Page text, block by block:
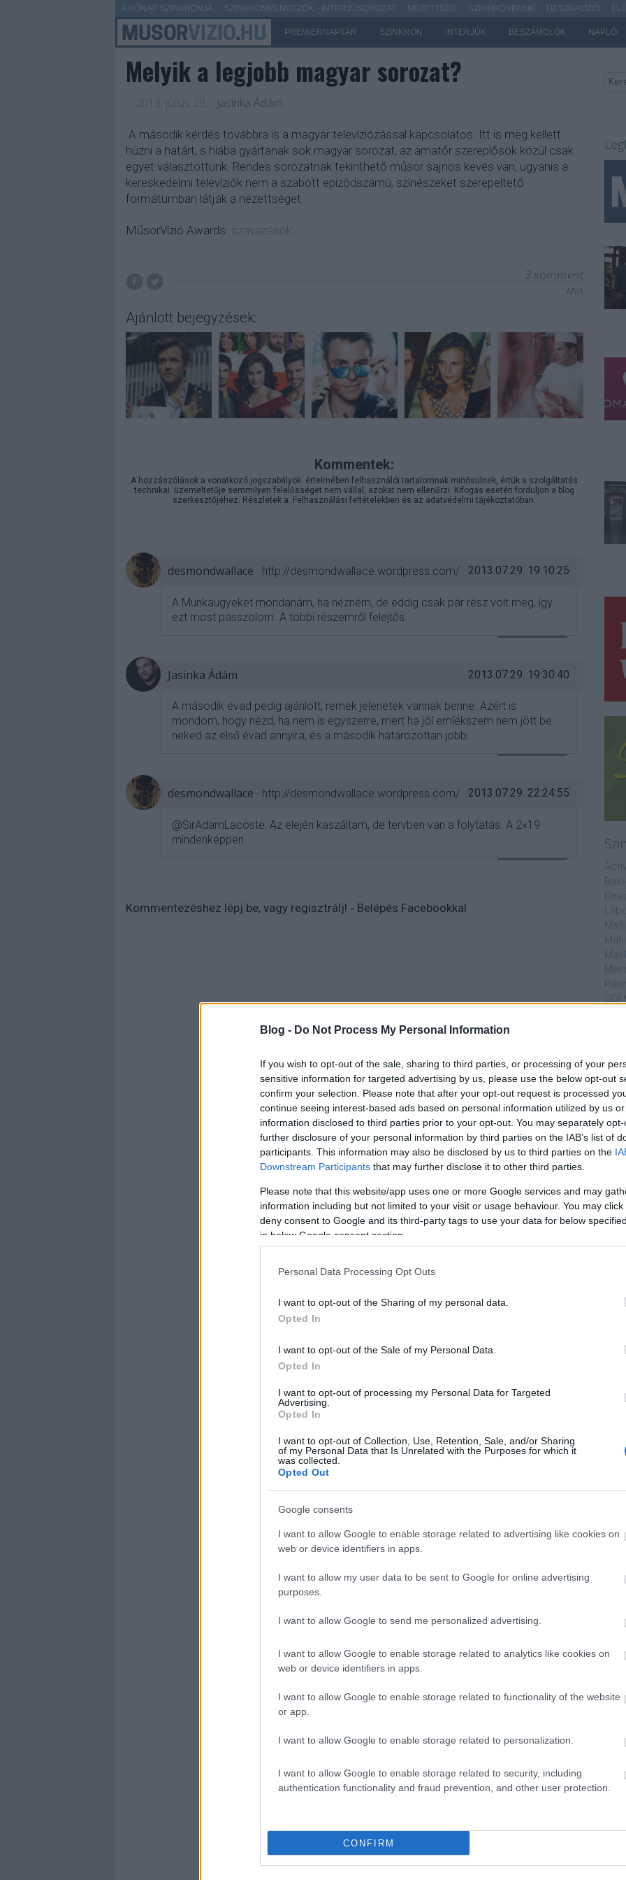
Blog - Do Not Process My Personal Information
If you wish to opt-out of the sale, sharing to third parties, or processing of your
sensitive information for targeted advertising by us, please use the below opt-out
confirm your selection. Please note that after your opt-out request is processed
continue seeing interest-based ads based on personal information utilized by us
information disclosed to third parties prior to your opt-out. You may separately
further disclosure of your personal information by third parties on the IAB’s list of
participants. This information may also be disclosed by us to third parties on the
Downstream Participants that may further disclose it to other third parties.
Please note that this website/app uses one or more Google services and may
information including but not limited to your visit or usage behaviour. You may
deny consent to Google and its third-party tags to use your data for below
in below Google consent section.
Personal Data Processing Opt Outs
I want to opt-out of the Sharing of my personal data.
Opted In
I want to opt-out of the Sale of my Personal Data.
Opted In
I want to opt-out of processing my Personal Data for Targeted
Advertising.
Opted In
I want to opt-out of Collection, Use, Retention, Sale, and/or Sharing
of my Personal Data that Is Unrelated with the Purposes for which it
was collected.
Opted Out
Google consents
I want to allow Google to enable storage related to advertising like cookies on
web or device identifiers in apps.
I want to allow my user data to be sent to Google for online advertising
purposes.
I want to allow Google to send me personalized advertising.
I want to allow Google to enable storage related to analytics like cookies on
web or device identifiers in apps.
I want to allow Google to enable storage related to functionality of the website
or app.
I want to allow Google to enable storage related to personalization.
I want to allow Google to enable storage related to security, including
authentication functionality and fraud prevention, and other user protection.
CONFIRM
PREMIERNAPTÁR SZINKRON INTERJÚK BESZÁMOLÓK NAPLÓ
A HÓNAP SZINKRONJA SZINKRONRENDEZŐK - INTERJÚSOROZAT NÉZETTSÉG SZINKRONPASIK DESZKAVÍZIÓ
Melyik a legjobb magyar sorozat?
2013. július 29. Jasinka Ádám
A második kérdés továbbra is a magyar televíziózással kapcsolatos. Itt is meg kellett
húzni a határt, s hiába gyártanak sok magyar sorozat, az amatőr szereplősök közül csak
egyet választottunk. Rendes sorozatnak tekinthető műsor sajnos kevés van, ugyanis a
kereskedelmi televíziók nem a szabott epizódszámú, színészeket szerepeltető
formátumban látják a nézettséget.
MűsorVízió Awards: szavazások
3komment
MVA
Ajánlott bejegyzések:
Kommentek:
A hozzászólások a vonatkozó jogszabályok értelmében felhasználói tartalomnak minősülnek, értük a szolgáltatás
technikai üzemeltetője semmilyen felelősséget nem vállal, azokat nem ellenőrzi. Kifogás esetén forduljon a blog
szerkesztőjéhez. Részletek a
Felhasználási feltételekben és az adatvédelmi tájékoztatóban.
desmondwallace · http://desmondwallace.wordpress.com/ 2013.07.29. 19:10:25
A Munkaügyeket mondanám, ha nézném, de eddig csak pár rész volt meg, így
ezt most passzolom. A többi részemről felejtős.
Jasinka Ádám 2013.07.29. 19:30:40
A második évad pedig ajánlott, remek jelenetek vannak benne. Azért is
mondom, hogy nézd, ha nem is egyszerre, mert ha jól emlékszem nem jött be
neked az első évad annyira, és a második határozottan jobb.
desmondwallace · http://desmondwallace.wordpress.com/ 2013.07.29. 22:24:55
@SirAdamLacoste: Az elején kaszáltam, de tervben van a folytatás. A 2×19
mindenképpen.
Kommentezéshez lépj be, vagy regisztrálj! ‐ Belépés Facebookkal
SDI
AMC
A
A
játék
M4